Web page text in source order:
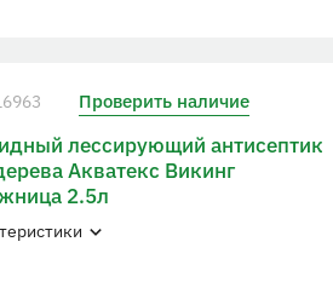
Проверить наличие
лессирующий антисептик
Акватекс Викинг
2.5л